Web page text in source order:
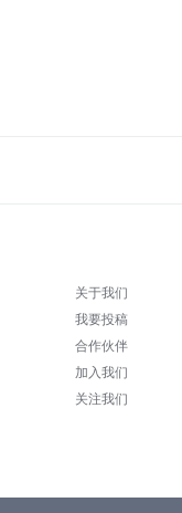
关于我们
我要投稿
合作伙伴
加入我们
关注我们